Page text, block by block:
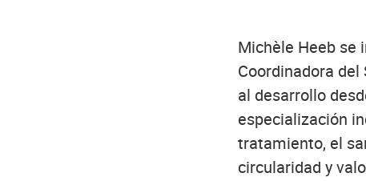
Michèle Heeb se
Coordinadora
al desarrollo
especialización
tratamiento, el
circularidad y